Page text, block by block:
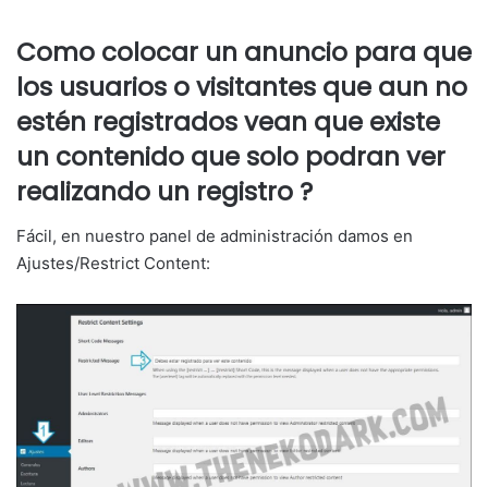
Como colocar un anuncio para que
los usuarios o visitantes que aun no
estén registrados vean que existe
un contenido que solo podran ver
realizando un registro ?
Fácil, en nuestro panel de administración damos en
Ajustes/Restrict Content: